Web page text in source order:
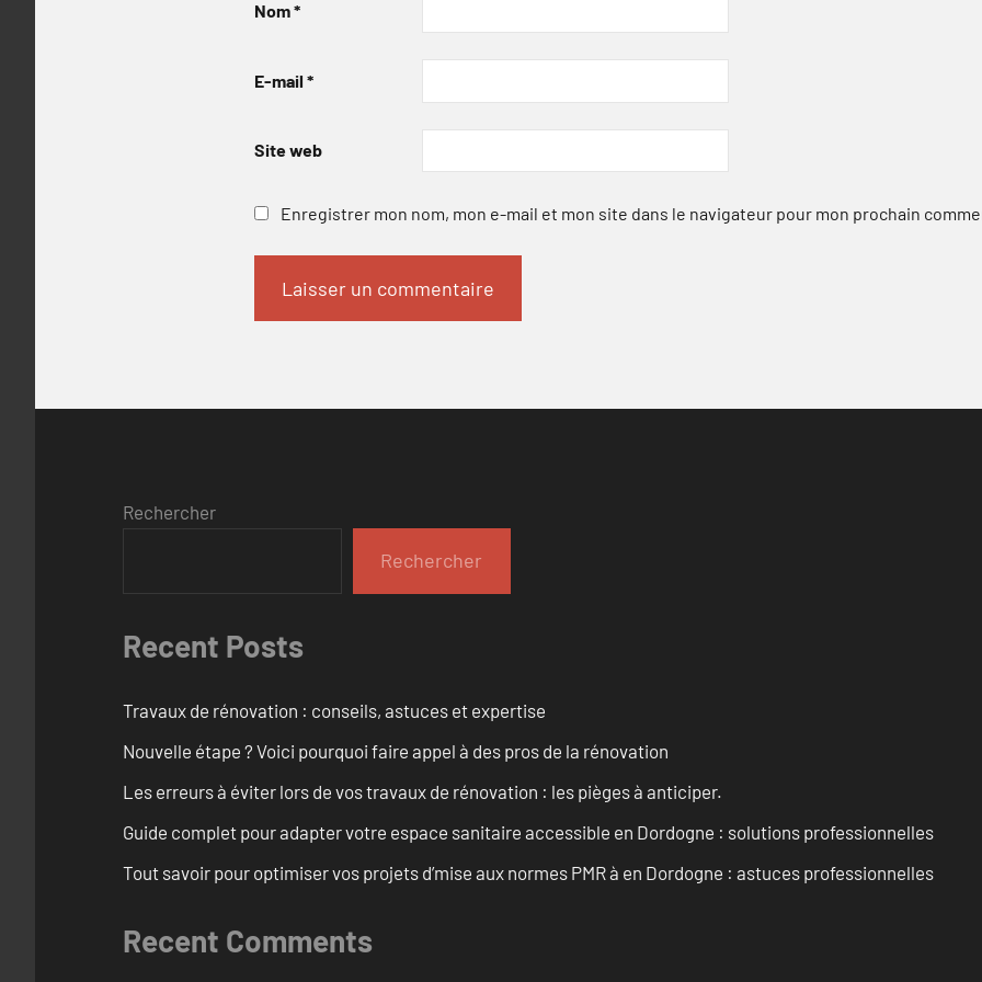
Nom*
E-mail *
Site web
Enregistrer mon nom, mon e-mail et mon site dans le navigateur pour mon prochain
Rechercher
Rechercher
Recent Posts
Travaux de rénovation : conseils, astuces et expertise
Nouvelle étape ? Voici pourquoi faire appel à des pros de la rénovation
Les erreurs à éviter lors de vos travaux de rénovation : les pièges à anticiper.
Guide complet pour adapter votre espace sanitaire accessible en Dordogne : solutions professionnelles
Tout savoir pour optimiser vos projets d’mise aux normes PMR à en Dordogne : astuces professionnelles
Recent Comments